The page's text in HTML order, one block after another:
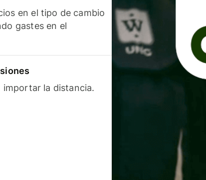
en el tipo de cambio
gastes en el
importar la distancia.